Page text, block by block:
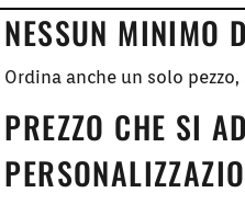
NESSUN MINIMO
Ordina anche un solo
PREZZO CHE SI